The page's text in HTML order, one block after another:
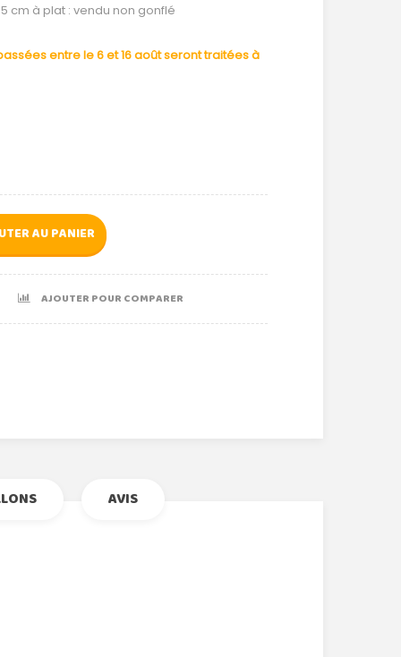
cm à plat : vendu non gonflé
entre le 6 et 16 août seront traitées à
AU PANIER
AJOUTER POUR COMPARER
AVIS